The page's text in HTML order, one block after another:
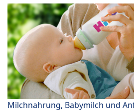
Milchnahrung, Babymilch und